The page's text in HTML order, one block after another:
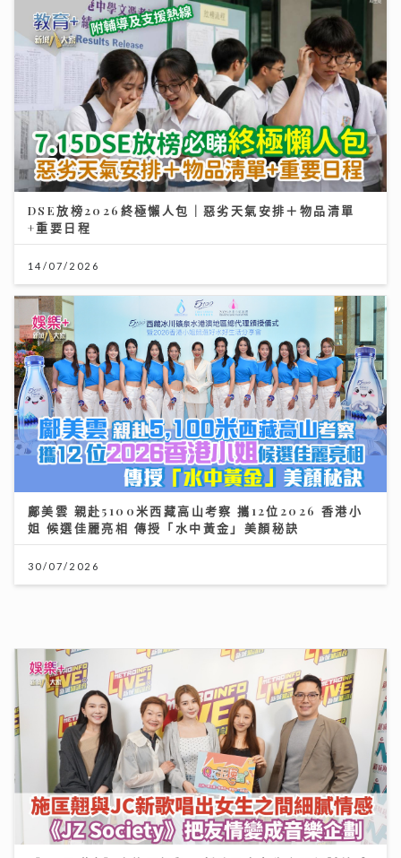
DSE放榜2026終極懶人包｜惡劣天氣安排＋物品清單
+重要日程
14/07/2026
鄺美雲 親赴5100米西藏高山考察 攜12位2026 香港小
姐 候選佳麗亮相 傳授「水中黃金」美顏秘訣
30/07/2026
《QK玉瑛室》｜施匡翹與JC新歌唱出女生之間細膩情感
《JZ Society》把友情變成音樂企劃